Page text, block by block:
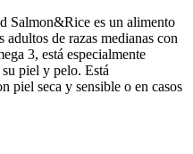
Salmon&Rice es un alimento
de razas medianas con
3, está especialmente
piel y pelo. Está
piel seca y sensible o en casos